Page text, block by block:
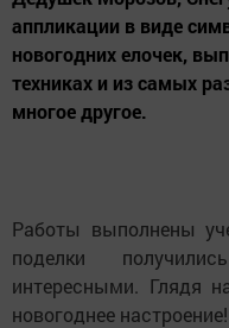
аппликации в виде
новогодних елочек,
техниках и из самых
многое другое.
Работы выполнены
поделки
интересными. Глядя
новогоднее настроение!